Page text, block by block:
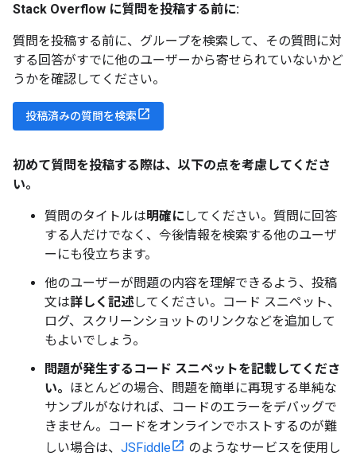
Stack Overflow に質問を投稿する前に:
質問を投稿する前に、グループを検索して、その質問に対
する回答がすでに他のユーザーから寄せられていないかど
うかを確認してください。
投稿済みの質問を検索
初めて質問を投稿する際は、以下の点を考慮してくださ
い。
質問のタイトルは明確にしてください。質問に回答
する人だけでなく、今後情報を検索する他のユーザ
ーにも役立ちます。
他のユーザーが問題の内容を理解できるよう、投稿
文は詳しく記述してください。コード スニペット、
ログ、スクリーンショットのリンクなどを追加して
もよいでしょう。
問題が発生するコード スニペットを記載してくださ
い。 ほとんどの場合、問題を簡単に再現する単純な
サンプルがなければ、コードのエラーをデバッグで
きません。コードをオンラインでホストするのが難
しい場合は、 JSFiddle
のようなサービスを使用し